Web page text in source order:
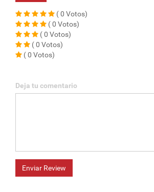
( 0 Votos)
( 0 Votos)
( 0 Votos)
( 0 Votos)
( 0 Votos)
Deja tu comentario
Enviar Review